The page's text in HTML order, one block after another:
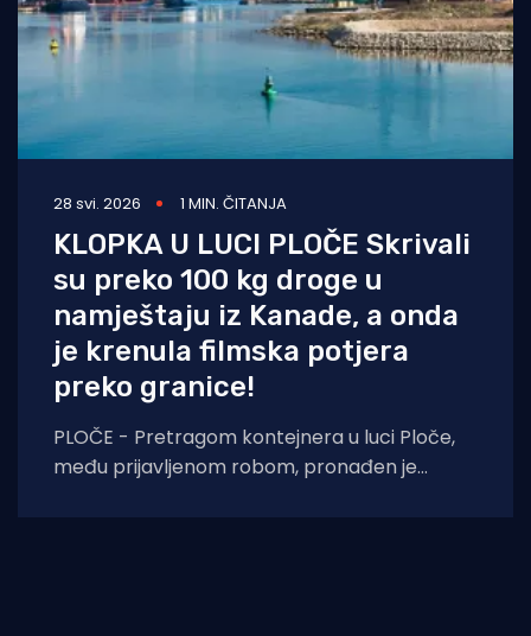
28 svi. 2026 1 MIN. ČITANJA
KLOPKA U LUCI PLOČE Skrivali
su preko 100 kg droge u
namještaju iz Kanade, a onda
je krenula filmska potjera
preko granice!
PLOČE - Pretragom kontejnera u luci Ploče,
među prijavljenom robom, pronađen je